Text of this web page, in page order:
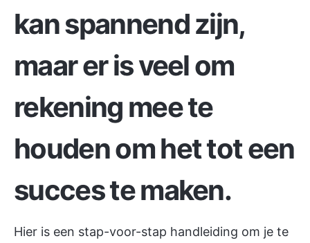
kan spannend zijn,
maar er is veel om
rekening mee te
houden om het tot een
succes te maken.
Hier is een stap-voor-stap handleiding om je te